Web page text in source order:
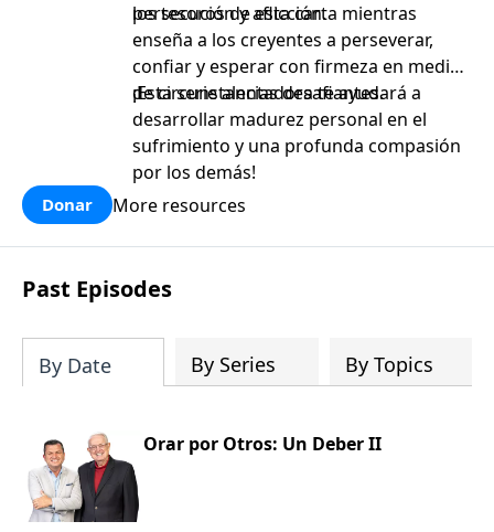
persecución y aflicción.
los tesoros de esta carta mientras
enseña a los creyentes a perseverar,
confiar y esperar con firmeza en medio
de circunstancias desafiantes.
¡Esta serie alentadora te ayudará a
desarrollar madurez personal en el
sufrimiento y una profunda compasión
por los demás!
Donar More resources
Past Episodes
By Date By Series By Topics
Orar por Otros: Un Deber II